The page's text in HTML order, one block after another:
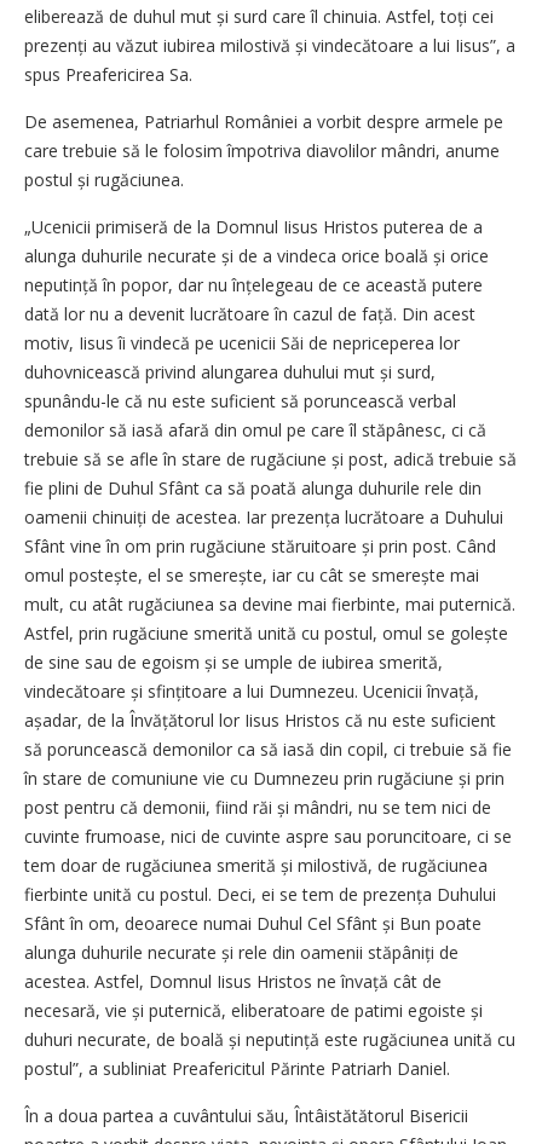
eliberează de duhul mut și surd care îl chinuia. Astfel, toți cei
prezenți au văzut iubirea milostivă și vindecătoare a lui Iisus”, a
spus Preafericirea Sa.
De asemenea, Patriarhul României a vorbit despre armele pe
care trebuie să le folosim împotriva diavolilor mândri, anume
postul și rugăciunea.
„Ucenicii primiseră de la Domnul Iisus Hristos puterea de a
alunga duhurile necurate și de a vindeca orice boală și orice
neputință în popor, dar nu înțelegeau de ce această putere
dată lor nu a devenit lucrătoare în cazul de față. Din acest
motiv, Iisus îi vindecă pe ucenicii Săi de nepriceperea lor
duhovnicească privind alungarea duhului mut și surd,
spunându-le că nu este suficient să poruncească verbal
demonilor să iasă afară din omul pe care îl stăpânesc, ci că
trebuie să se afle în stare de rugăciune și post, adică trebuie să
fie plini de Duhul Sfânt ca să poată alunga duhurile rele din
oamenii chinuiți de acestea. Iar prezența lucrătoare a Duhului
Sfânt vine în om prin rugăciune stăruitoare și prin post. Când
omul pos­tește, el se smerește, iar cu cât se smerește mai
mult, cu atât rugăciunea sa devine mai fierbinte, mai puternică.
Astfel, prin rugăciune smerită unită cu postul, omul se golește
de sine sau de egoism și se umple de iubirea smerită,
vindecătoare și sfințitoare a lui Dumnezeu. Ucenicii învață,
așadar, de la Învățătorul lor Iisus Hristos că nu este suficient
să poruncească demonilor ca să iasă din copil, ci trebuie să fie
în stare de comuniune vie cu Dumnezeu prin rugăciune și prin
post pentru că demonii, fiind răi și mândri, nu se tem nici de
cuvinte frumoase, nici de cuvinte aspre sau poruncitoare, ci se
tem doar de rugăciunea smerită și milostivă, de rugăciunea
fierbinte unită cu postul. Deci, ei se tem de prezența Duhului
Sfânt în om, deoarece numai Duhul Cel Sfânt și Bun poate
alunga duhurile necurate și rele din oamenii stăpâniți de
acestea. Astfel, Domnul Iisus Hristos ne învață cât de
necesară, vie și puternică, eliberatoare de patimi egoiste și
duhuri necurate, de boală și neputință este rugăciunea unită cu
postul”, a subliniat Preafericitul Părinte Patriarh Daniel.
În a doua partea a cuvântului său, Întâistătătorul Bisericii